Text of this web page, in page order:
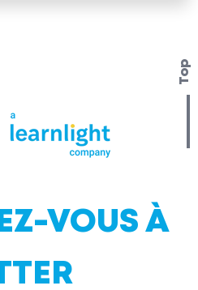
Top
VOUS À